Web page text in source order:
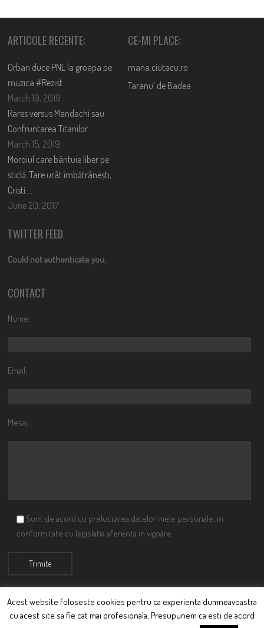
ARTICOLE RECENTE:
Orban duce PNL la groapa pe
muzica #Rezist
March 19, 2019
Rares versus Mandachi sau
Confruntarea Titanilor
March 15, 2019
Moroiul care bântuie liber pe
sticlă. Tare urât îmbătrânești,
Cristi….
June 20, 2017
CE-MI PLACE:
mana.ciutacu.ro
Taranu’ de Badea
TWITTER FEED
Could not authenticate you.
CONTACT
Nume:
Email:
Mesaj:
Sunt de acord cu prelucrarea datelor mele personale, in
conformitate cu legislatia aferenta in vigoare
© Ciutacu 2015 Parte a Imperiului Ciutacesc.
Acest website foloseste cookies pentru ca experienta dumneavoastra
cu acest site sa fie cat mai profesionala. Presupunem ca esti de acord